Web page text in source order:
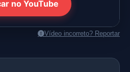
no YouTube
Vídeo incorreto? Reportar